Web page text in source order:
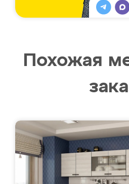
Похожая